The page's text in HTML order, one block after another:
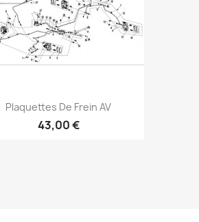
Plaquettes De Frein AV
43,00 €
Aperçu rapide